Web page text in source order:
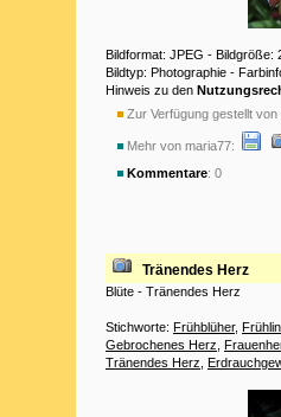
Bildformat: JPEG - Bildgröße:
Bildtyp: Photographie -
Hinweis zu den
Zur Verfügung gestellt von
Mehr von maria77:
Kommentare: 0
Tränendes Herz
Blüte - Tränendes Herz
Stichworte: Frühblüher,
Gebrochenes Herz
Tränendes Herz